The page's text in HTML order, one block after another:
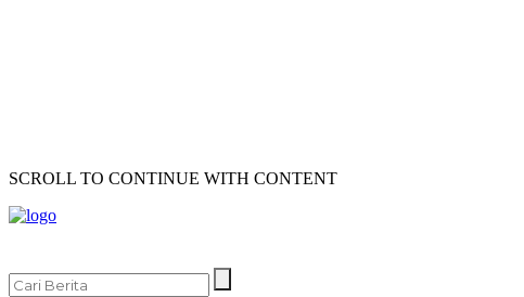
SCROLL TO CONTINUE WITH CONTENT